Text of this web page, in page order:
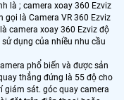
là ; camera xoay 360 Ezviz
là Camera VR 360 Ezviz
camera xoay 360 Ezviz độ
dụng của nhiều nhu cầu
phổ biến và được sản
thẳng đứng là 55 độ cho
giám sát. góc quay camera